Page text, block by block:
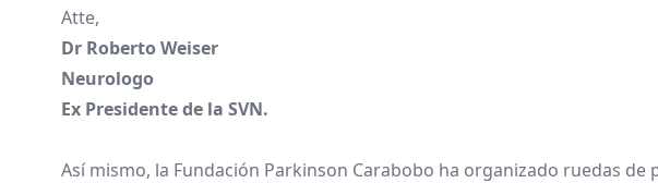
Atte,
Dr Roberto Weiser
Neurologo
Ex Presidente de la SVN.
Así mismo, la Fundación Parkinson Carabobo ha organizado ruedas